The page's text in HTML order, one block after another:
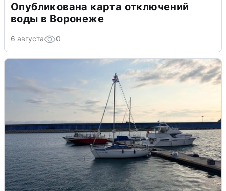
Опубликована карта отключений
воды в Воронеже
6 августа 0